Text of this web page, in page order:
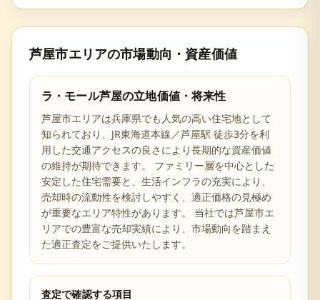
芦屋市エリアの市場動向・資産価値
ラ・モール芦屋の立地価値・将来性
芦屋市エリアは兵庫県でも人気の高い住宅地として
知られており、 JR東海道本線／芦屋駅 徒歩3分を利
用した交通アクセスの良さ により長期的な資産価値
の維持が期待できます。 ファミリー層を中心とした
安定した住宅需要と、生活インフラの充実により、
売却時の流動性を検討しやすく、適正価格の見極め
が重要なエリア特性があります。 当社では芦屋市エ
リアでの豊富な売却実績により、市場動向を踏まえ
た適正査定をご提供いたします。
査定で確認する項目